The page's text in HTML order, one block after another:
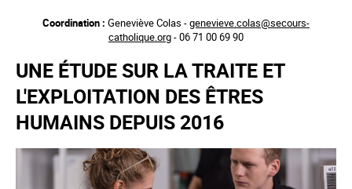
principal
Coordination : Geneviève Colas -genevieve.colas@secours-
catholique.org- 06 71 00 69 90
UNE ÉTUDE SUR LA TRAITE ET
L'EXPLOITATION DES ÊTRES
HUMAINS DEPUIS 2016